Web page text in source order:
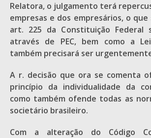
Relatora, o julgamento terá
empresas e dos empresários, o
art. 225 da Constituição Federal
através de PEC, bem como a
também precisará ser
A r. decisão que ora se comenta
princípio da individualidade da
como também ofende todas as
societário brasileiro.
Com a alteração do Código